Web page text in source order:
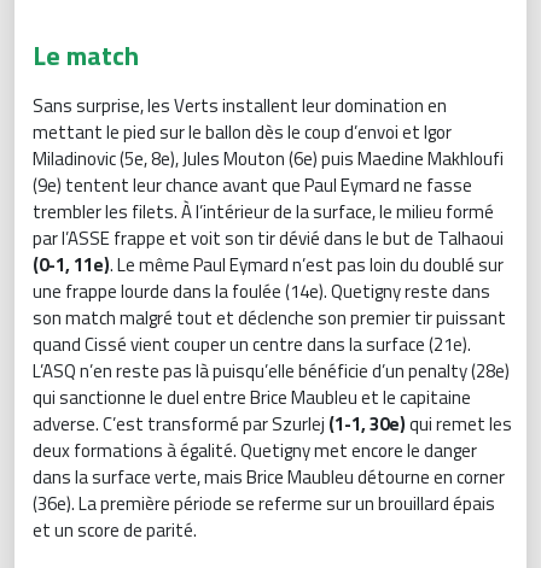
Le match
Sans surprise, les Verts installent leur domination en
mettant le pied sur le ballon dès le coup d’envoi et Igor
Miladinovic (5e, 8e), Jules Mouton (6e) puis Maedine Makhloufi
(9e) tentent leur chance avant que Paul Eymard ne fasse
trembler les filets. À l’intérieur de la surface, le milieu formé
par l’ASSE frappe et voit son tir dévié dans le but de Talhaoui
(0-1, 11e). Le même Paul Eymard n’est pas loin du doublé sur
une frappe lourde dans la foulée (14e). Quetigny reste dans
son match malgré tout et déclenche son premier tir puissant
quand Cissé vient couper un centre dans la surface (21e).
L’ASQ n’en reste pas là puisqu’elle bénéficie d’un penalty (28e)
qui sanctionne le duel entre Brice Maubleu et le capitaine
adverse. C’est transformé par Szurlej (1-1, 30e)qui remet les
deux formations à égalité. Quetigny met encore le danger
dans la surface verte, mais Brice Maubleu détourne en corner
(36e). La première période se referme sur un brouillard épais
et un score de parité.